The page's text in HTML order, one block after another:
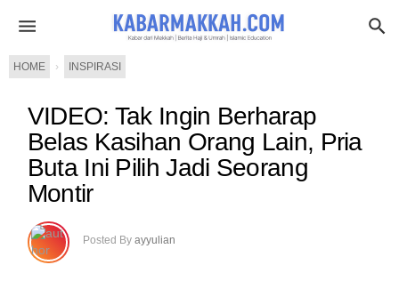
HOME › INSPIRASI
VIDEO: Tak Ingin Berharap
Belas Kasihan Orang Lain, Pria
Buta Ini Pilih Jadi Seorang
Montir
Posted By ayyulian